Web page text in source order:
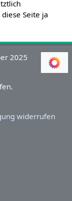
Seite ja
2025
widerrufen